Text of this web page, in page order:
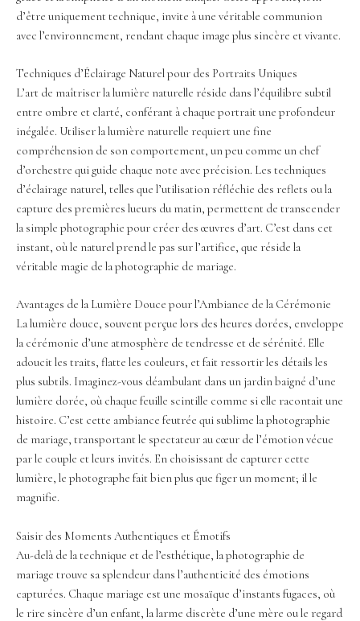
d’être uniquement technique, invite à une véritable communion
avec l’environnement, rendant chaque image plus sincère et vivante.
Techniques d’Éclairage Naturel pour des Portraits Uniques
L’art de maîtriser la lumière naturelle réside dans l’équilibre subtil
entre ombre et clarté, conférant à chaque portrait une profondeur
inégalée. Utiliser la lumière naturelle requiert une fine
compréhension de son comportement, un peu comme un chef
d’orchestre qui guide chaque note avec précision. Les techniques
d’éclairage naturel, telles que l’utilisation réfléchie des reflets ou la
capture des premières lueurs du matin, permettent de transcender
la simple photographie pour créer des œuvres d’art. C’est dans cet
instant, où le naturel prend le pas sur l’artifice, que réside la
véritable magie de la photographie de mariage.
Avantages de la Lumière Douce pour l’Ambiance de la Cérémonie
La lumière douce, souvent perçue lors des heures dorées, enveloppe
la cérémonie d’une atmosphère de tendresse et de sérénité. Elle
adoucit les traits, flatte les couleurs, et fait ressortir les détails les
plus subtils. Imaginez-vous déambulant dans un jardin baigné d’une
lumière dorée, où chaque feuille scintille comme si elle racontait une
histoire. C’est cette ambiance feutrée qui sublime la photographie
de mariage, transportant le spectateur au cœur de l’émotion vécue
par le couple et leurs invités. En choisissant de capturer cette
lumière, le photographe fait bien plus que figer un moment; il le
magnifie.
Saisir des Moments Authentiques et Émotifs
Au-delà de la technique et de l’esthétique, la photographie de
mariage trouve sa splendeur dans l’authenticité des émotions
capturées. Chaque mariage est une mosaïque d’instants fugaces, où
le rire sincère d’un enfant, la larme discrète d’une mère ou le regard